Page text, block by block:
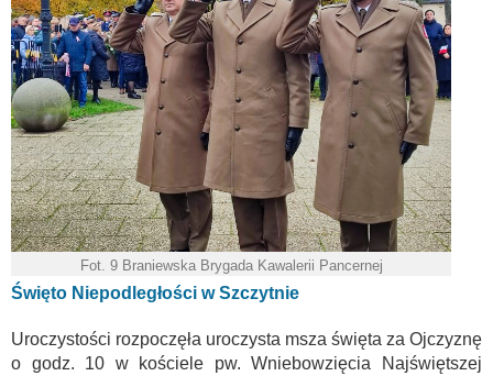
Fot. 9 Braniewska Brygada Kawalerii Pancernej
Święto Niepodległości w Szczytnie
Uroczystości rozpoczęła uroczysta msza święta za Ojczyznę
o godz. 10 w kościele pw. Wniebowzięcia Najświętszej